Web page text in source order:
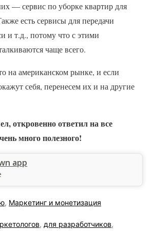
— сервис по уборке квартир для
есть сервисы для передачи
и т.д., потому что с этими
чаще всего.
на американском рынке, и если
себя, перенесем их и на другие
откровенно ответил на все
много полезного!
app
, Маркетинг и монетизация
, для разработчиков,